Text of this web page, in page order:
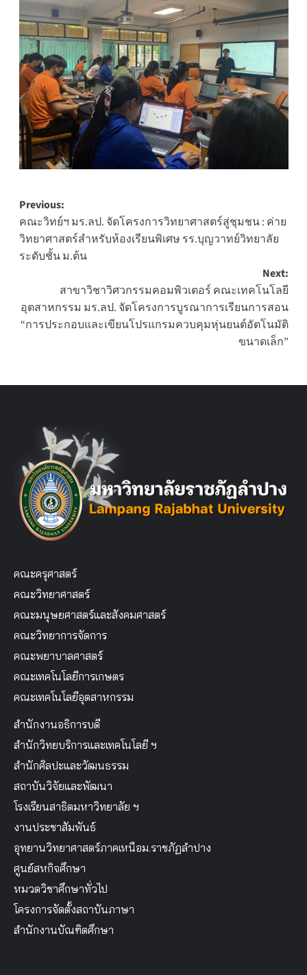
Post
navigation
Previous:
คณะวิทย์ฯ มร.ลป. จัดโครงการวิทยาศาสตร์สู่ชุมชน : ค่าย
วิทยาศาสตร์สำหรับห้องเรียนพิเศษ รร.บุญวาทย์วิทยาลัย
ระดับชั้น ม.ต้น
Next:
สาขาวิชาวิศวกรรมคอมพิวเตอร์ คณะเทคโนโลยี
อุตสาหกรรม มร.ลป. จัดโครงการบูรณาการเรียนการสอน
“การประกอบและเขียนโปรแกรมควบคุมหุ่นยนต์อัตโนมัติ
ขนาดเล็ก”
คณะครุศาสตร์
คณะวิทยาศาสตร์
คณะมนุษยศาสตร์และสังคมศาสตร์
คณะวิทยาการจัดการ
คณะพยาบาลศาสตร์
คณะเทคโนโลยีการเกษตร
คณะเทคโนโลยีอุตสาหกรรม
สำนักงานอธิการบดี
สำนักวิทยบริการและเทคโนโลยี ฯ
สำนักศิลปะและวัฒนธรรม
สถาบันวิจัยและพัฒนา
โรงเรียนสาธิตมหาวิทยาลัย ฯ
งานประชาสัมพันธ์
อุทยานวิทยาศาสตร์ภาคเหนือม.ราชภัฏลำปาง
ศูนย์สหกิจศึกษา
หมวดวิชาศึกษาทั่วไป
โครงการจัดตั้งสถาบันภาษา
สำนักงานบัณฑิตศึกษา